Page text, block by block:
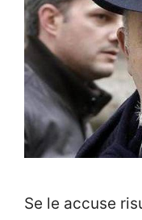
Se le accuse